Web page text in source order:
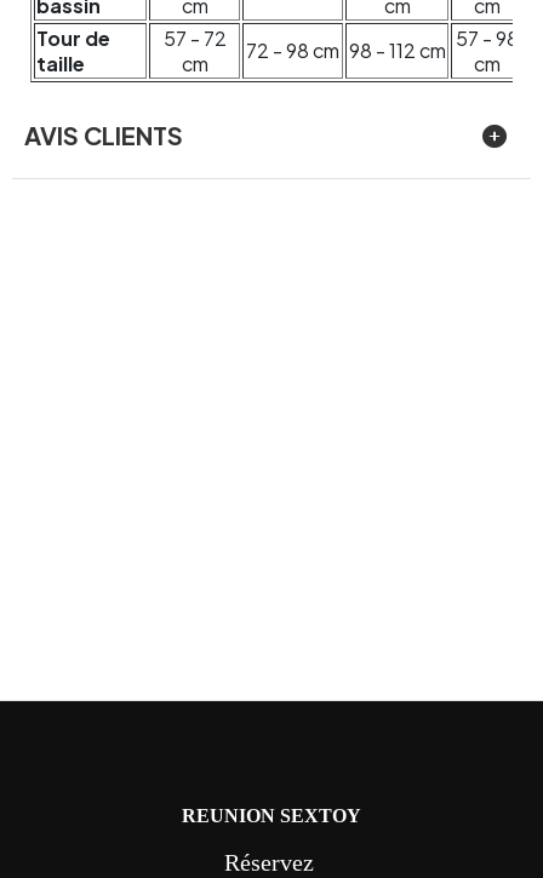
bassin cm cm
cm
Tour de
taille
57 - 72
cm
72 - 98 cm 98 - 112 cm 57 - 98
cm
AVIS CLIENTS
REUNION SEXTOY
Réservez